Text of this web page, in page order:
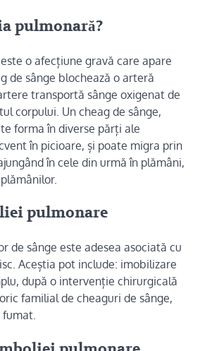
pulmonară?
o afecțiune gravă care apare
de sânge blochează o arteră
transportă sânge oxigenat de
corpului. Un cheag de sânge,
forma în diverse părți ale
în picioare, și poate migra prin
în cele din urmă în plămâni,
pulmonare
de sânge este adesea asociată cu
Aceștia pot include: imobilizare
după o intervenție chirurgicală
familial de cheaguri de sânge,
fumat.